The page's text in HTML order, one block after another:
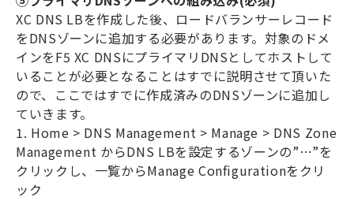
XC DNS LBを作成した後、ロードバランサーレコード
をDNSゾーンに追加する必要があります。対象のドメ
インをF5 XC DNSにプライマリ DNSとしてホストして
いることが必要となることはすでに説明させて頂いた
ので、ここではすでに作成済みのDNSゾーンに追加し
ていきます。
1. Home > DNS Management > Manage > DNS Zone
Management からDNS LBを設定するゾーンの”…”を
クリックし、一覧からManage Configurationをクリ
ック